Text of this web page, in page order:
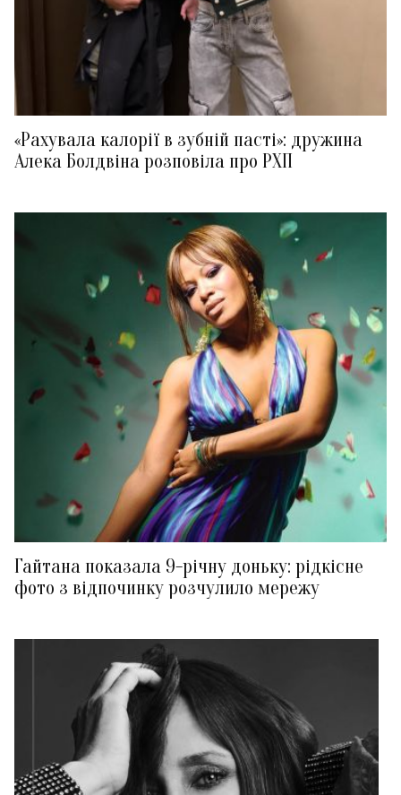
«Рахувала калорії в зубній пасті»: дружина
Алека Болдвіна розповіла про РХП
Гайтана показала 9-річну доньку: рідкісне
фото з відпочинку розчулило мережу